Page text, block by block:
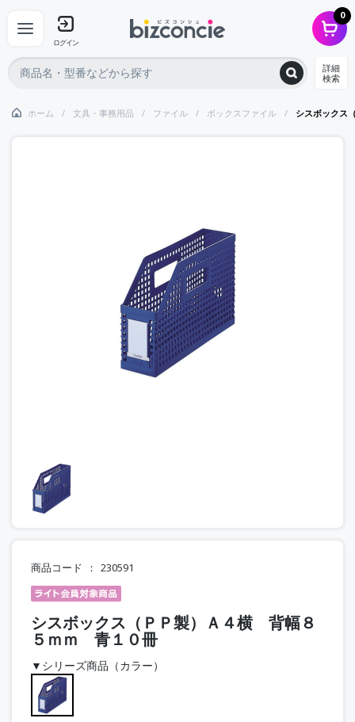
ログイン
0
詳細
検索
ホーム 文具・事務用品 ファイル ボックスファイル シスボックス
商品コード 230591
シスボックス（ＰＰ製）Ａ４横 背幅８
５ｍｍ 青１０冊
▼シリーズ商品（カラー）